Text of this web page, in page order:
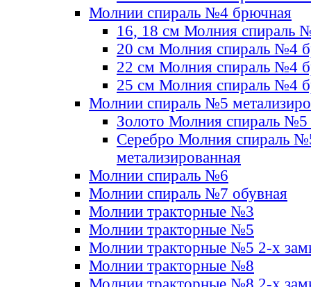
Молнии спираль №4 брючная
16, 18 см Молния спираль
20 см Молния спираль №4
22 см Молния спираль №4
25 см Молния спираль №4
Молнии спираль №5
Золото Молния спираль №5
Серебро Молния спираль
метализированная
Молнии спираль №6
Молнии спираль №7 обувная
Молнии тракторные №3
Молнии тракторные №5
Молнии тракторные №5 2-х
Молнии тракторные №8